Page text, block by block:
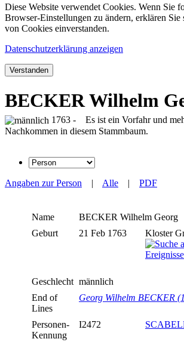
Diese Website verwendet Cookies. Wenn Sie
Browser-Einstellungen zu ändern, erklären
von Cookies einverstanden.
Datenschutzerklärung anzeigen
Verstanden
BECKER Wilhelm
1763 - Es ist ein Vorfahr und
Nachkommen in diesem Stammbaum.
Angaben zur Person | Alle | PDF
Name BECKER Wilhelm Georg
Geburt
21 Feb 1763 Kloster
Geschlecht männlich
End of
Lines
Georg Wilhelm BECKER
Personen-
Kennung
I2472